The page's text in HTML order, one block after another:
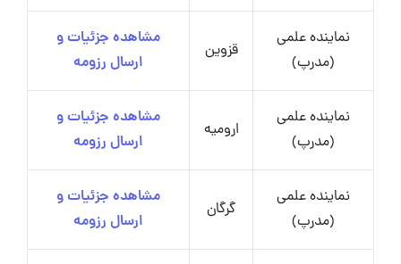
نماینده علمی
(مدرپ)
قزوین
مشاهده جزئیات و
ارسال رزومه
نماینده علمی
(مدرپ)
ارومیه
مشاهده جزئیات و
ارسال رزومه
نماینده علمی
(مدرپ)
گرگان
مشاهده جزئیات و
ارسال رزومه